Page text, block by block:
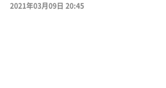
2021年03月09日 20:45